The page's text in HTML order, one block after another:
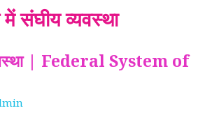
संघीय व्यवस्था
| Federal System of